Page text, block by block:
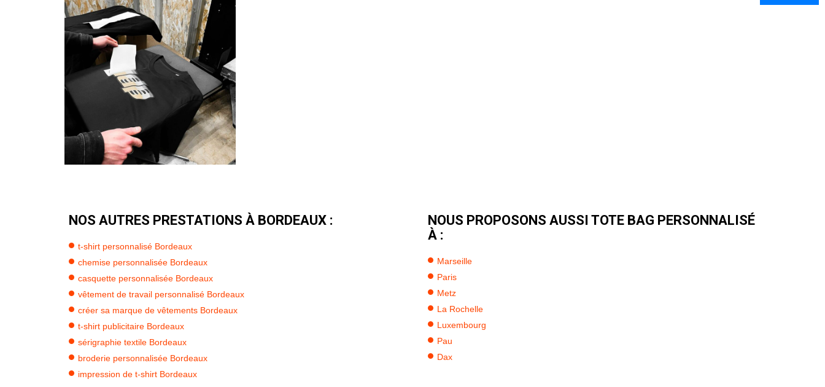
NOS AUTRES PRESTATIONS À BORDEAUX :
t-shirt personnalisé Bordeaux
chemise personnalisée Bordeaux
casquette personnalisée Bordeaux
vêtement de travail personnalisé Bordeaux
créer sa marque de vêtements Bordeaux
t-shirt publicitaire Bordeaux
sérigraphie textile Bordeaux
broderie personnalisée Bordeaux
impression de t-shirt Bordeaux
NOUS PROPOSONS AUSSI TOTE BAG PERSONNALISÉ
À :
Marseille
Paris
Metz
La Rochelle
Luxembourg
Pau
Dax